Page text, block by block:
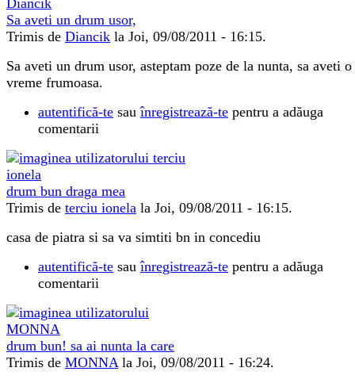
Sa aveti un drum usor,
Trimis de Diancik la Joi, 09/08/2011 - 16:15.
Sa aveti un drum usor, asteptam poze de la nunta, sa aveti o
vreme frumoasa.
autentifică-te sauînregistrează-te pentru a adăuga
comentarii
drum bun draga mea
Trimis de terciu ionela la Joi, 09/08/2011 - 16:15.
casa de piatra si sa va simtiti bn in concediu
autentifică-te sauînregistrează-te pentru a adăuga
comentarii
drum bun! sa ai nunta la care
Trimis de MONNAla Joi, 09/08/2011 - 16:24.